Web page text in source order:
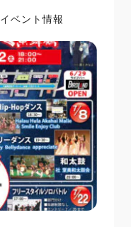
イベント情報